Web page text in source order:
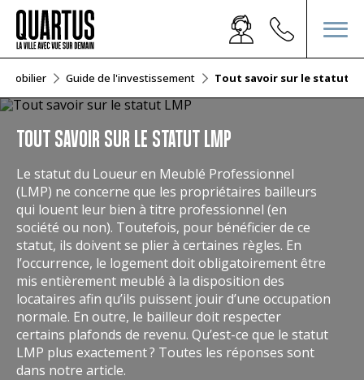
Guide de l'investissement Tout savoir sur le statut
TOUT SAVOIR SUR LE STATUT LMP
Le statut du Loueur en Meublé Professionnel
(LMP) ne concerne que les propriétaires bailleurs
qui louent leur bien à titre professionnel (en
société ou non). Toutefois, pour bénéficier de ce
statut, ils doivent se plier à certaines règles. En
l’occurrence, le logement doit obligatoirement être
mis entièrement meublé à la disposition des
locataires afin qu’ils puissent jouir d’une occupation
normale. En outre, le bailleur doit respecter
certains plafonds de revenu. Qu’est-ce que le statut
LMP plus exactement ? Toutes les réponses sont
dans notre article.